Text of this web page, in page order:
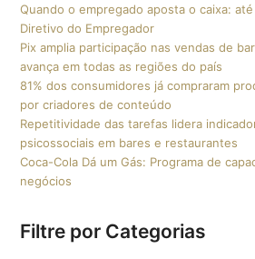
Quando o empregado aposta o caixa:
Diretivo do Empregador
Pix amplia participação nas vendas de
avança em todas as regiões do país
81% dos consumidores já compraram
por criadores de conteúdo
Repetitividade das tarefas lidera
psicossociais em bares e restaurantes
Coca-Cola Dá um Gás: Programa de
negócios
Filtre por Categorias